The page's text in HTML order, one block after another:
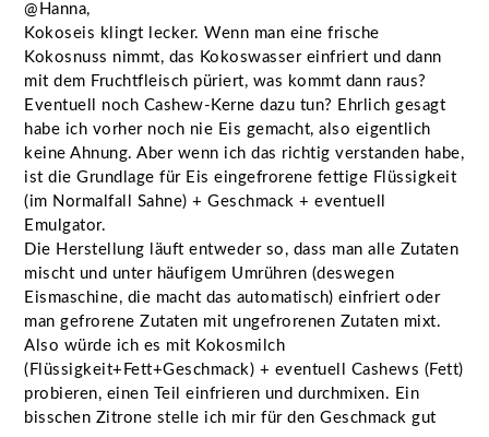
@Hanna,
Kokoseis klingt lecker. Wenn man eine frische
Kokosnuss nimmt, das Kokoswasser einfriert und dann
mit dem Fruchtfleisch püriert, was kommt dann raus?
Eventuell noch Cashew-Kerne dazu tun? Ehrlich gesagt
habe ich vorher noch nie Eis gemacht, also eigentlich
keine Ahnung. Aber wenn ich das richtig verstanden habe,
ist die Grundlage für Eis eingefrorene fettige Flüssigkeit
(im Normalfall Sahne) + Geschmack + eventuell
Emulgator.
Die Herstellung läuft entweder so, dass man alle Zutaten
mischt und unter häufigem Umrühren (deswegen
Eismaschine, die macht das automatisch) einfriert oder
man gefrorene Zutaten mit ungefrorenen Zutaten mixt.
Also würde ich es mit Kokosmilch
(Flüssigkeit+Fett+Geschmack) + eventuell Cashews (Fett)
probieren, einen Teil einfrieren und durchmixen. Ein
bisschen Zitrone stelle ich mir für den Geschmack gut